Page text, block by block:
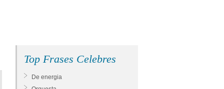
Top Frases Celebres
De energia